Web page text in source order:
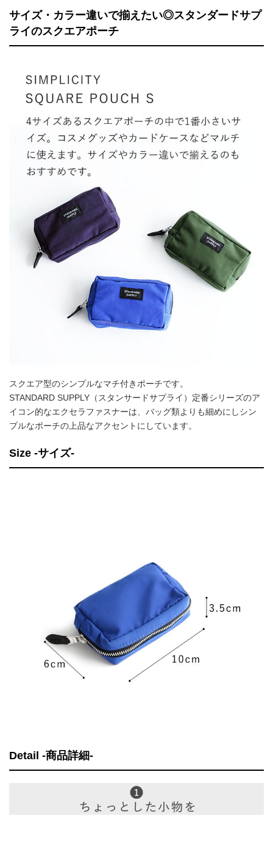
サイズ・カラー違いで揃えたい◎スタンダードサプ
ライのスクエアポーチ
スクエア型のシンプルなマチ付きポーチです。
STANDARD SUPPLY（スタンサードサプライ）定番シリーズのア
イコン的なエクセラファスナーは、バッグ類よりも細めにしシン
プルなポーチの上品なアクセントにしています。
Size -サイズ-
Detail -商品詳細-